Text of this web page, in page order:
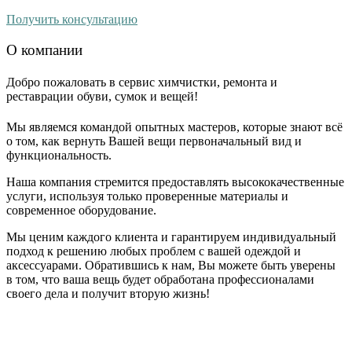
Получить консультацию
О компании
Добро пожаловать в сервис химчистки, ремонта и
реставрации обуви, сумок и вещей!
Мы являемся командой опытных мастеров, которые знают всё
о том, как вернуть Вашей вещи первоначальный вид и
функциональность.
Наша компания стремится предоставлять высококачественные
услуги, используя только проверенные материалы и
современное оборудование.
Мы ценим каждого клиента и гарантируем индивидуальный
подход к решению любых проблем с вашей одеждой и
аксессуарами. Обратившись к нам, Вы можете быть уверены
в том, что ваша вещь будет обработана профессионалами
своего дела и получит вторую жизнь!